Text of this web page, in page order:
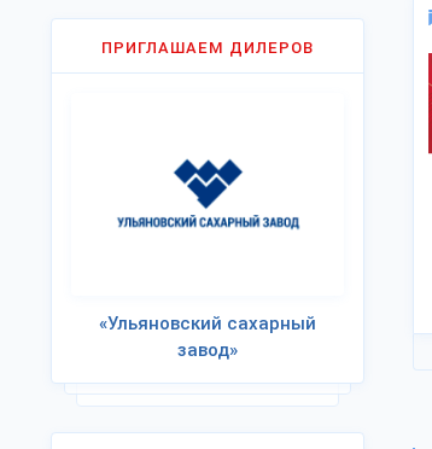
ПРИГЛАШАЕМ ДИЛЕРОВ
«Ульяновский сахарный
завод»